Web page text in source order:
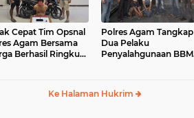
Cepat Tim Opsnal
Agam Bersama
Berhasil Ringkus
Polres Agam Tangkap
Dua Pelaku
Penyalahgunaan BBM
Ke Halaman Hukrim